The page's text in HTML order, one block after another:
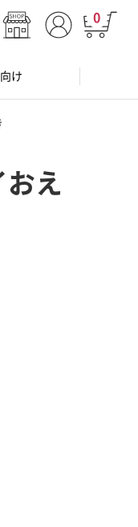
0
け
え